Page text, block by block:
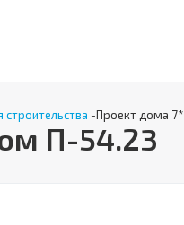
-Проект дома
П-54.23